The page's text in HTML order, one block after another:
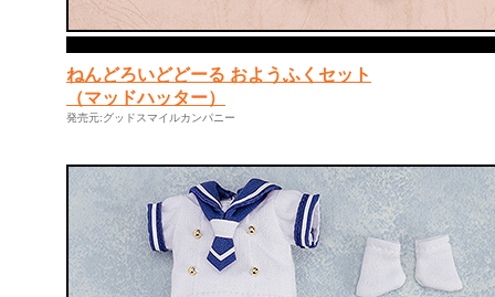
ねんどろいどどーる おようふくセット
（マッドハッター）
発売元:グッドスマイルカンパニー